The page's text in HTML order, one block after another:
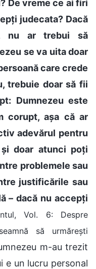
De vreme ce ai firi
judecata? Dacă
nu ar trebui să
se va uita doar
care crede
trebuie doar să fii
Dumnezeu este
corupt, așa că ar
adevărul pentru
doar atunci poți
problemele sau
justificările sau
– dacă nu accepți
Vol. 6: Despre
să urmărești
m-au trezit
e un lucru personal